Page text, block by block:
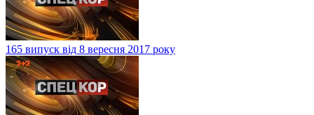
165 випуск від 8 вересня 2017 року